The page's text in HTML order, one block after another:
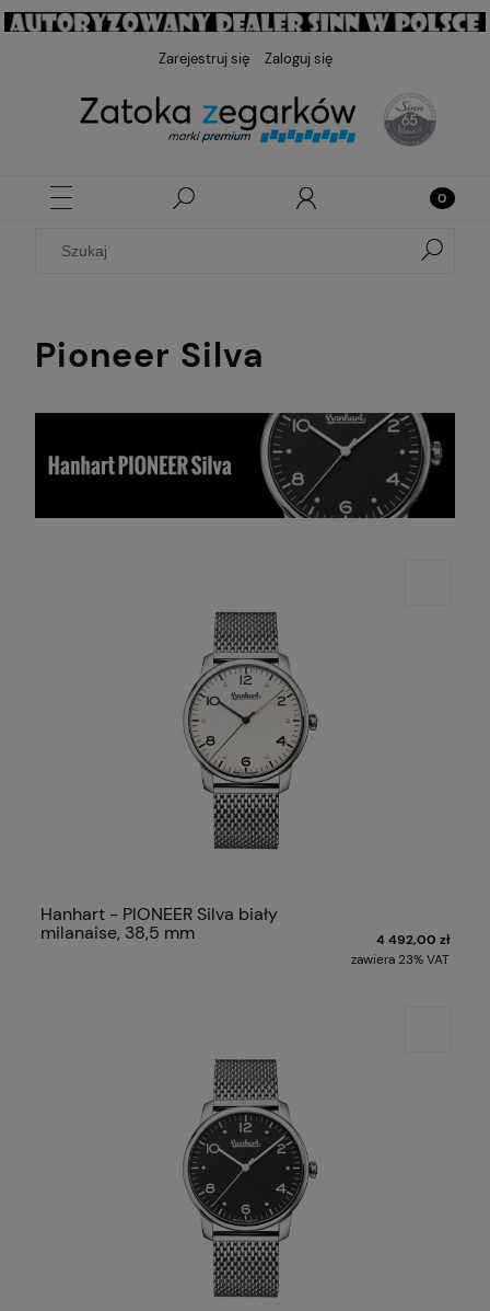
Zarejestruj się Zaloguj się
Pioneer Silva
Hanhart - PIONEER Silva biały
milanaise, 38,5 mm
4 492,00 zł
zawiera 23% VAT